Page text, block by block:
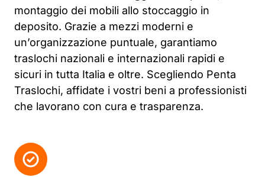
montaggio dei mobili allo stoccaggio in
deposito. Grazie a mezzi moderni e
un’organizzazione puntuale, garantiamo
traslochi nazionali e internazionali rapidi e
sicuri in tutta Italia e oltre. Scegliendo Penta
Traslochi, affidate i vostri beni a professionisti
che lavorano con cura e trasparenza.